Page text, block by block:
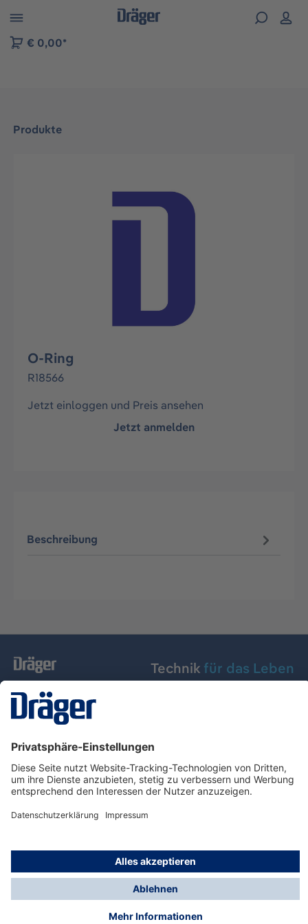
der B2B-Plattform springen
€ 0,00*
Produkte
Bildergalerie überspringen
O-Ring
R18566
Jetzt einloggen und Preis ansehen
Jetzt anmelden
Beschreibung
Technik für das Leben
Dräger Austria GmbH
Über Dräger
Informationen
© Dräger Austria GmbH, 2024
* Alle Preise exkl. gesetzl. Mehrwertsteuer zzgl.
Versandkosten und ggf. Nachnahmegebühren, wenn
nicht anders angegeben.